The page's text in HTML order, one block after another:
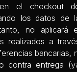
el checkout
los datos de
no aplicará
realizados a
bancarias,
contra entrega